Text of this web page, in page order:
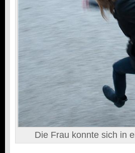
Die Frau konnte sich in